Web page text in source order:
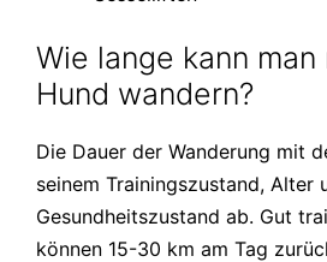
Wie lange kann man
Hund wandern?
Die Dauer der Wanderung mit
seinem Trainingszustand, Alter
Gesundheitszustand ab. Gut
können 15-30 km am Tag